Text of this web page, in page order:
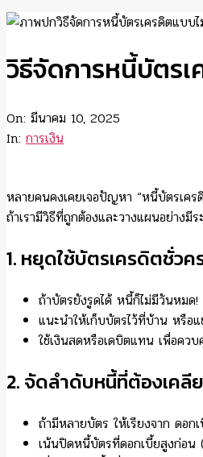
วิธีจัดการหนี้บัตรเ
On: มีนาคม 10, 2025
In: การเงิน
หลายคนคงเคยเจอปัญหา “หนี้บัตรเคร
ถ้าเรามีวิธีที่ถูกต้องและวางแผนอย่าง
1. หยุดใช้บัตรเครดิตชั่วค
ถ้าบัตรยังรูดได้ หนี้ก็ไม่มีวันหมด!
แนะนำให้เก็บบัตรไว้ที่บ้าน หรือแ
ใช้เงินสดหรือเดบิตแทน เพื่อควบ
2. จัดลำดับหนี้ที่ต้องเคลี
ถ้ามีหลายบัตร ให้เรียงจาก ดอ
เน้นปิดหนี้บัตรที่ดอกเบี้ยสูงก่อน